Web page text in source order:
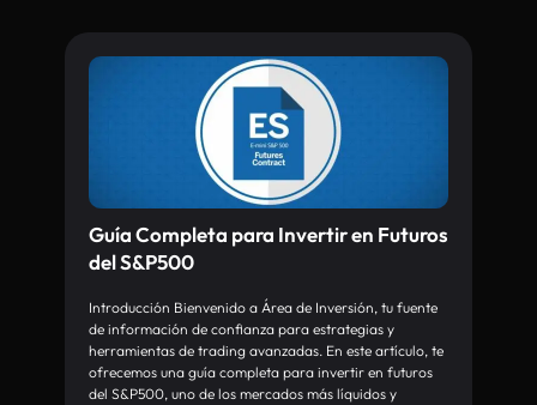
Guía Completa para Invertir en Futuros
del S&P500
Introducción Bienvenido a Área de Inversión, tu fuente
de información de confianza para estrategias y
herramientas de trading avanzadas. En este artículo, te
ofrecemos una guía completa para invertir en futuros
del S&P500, uno de los mercados más líquidos y